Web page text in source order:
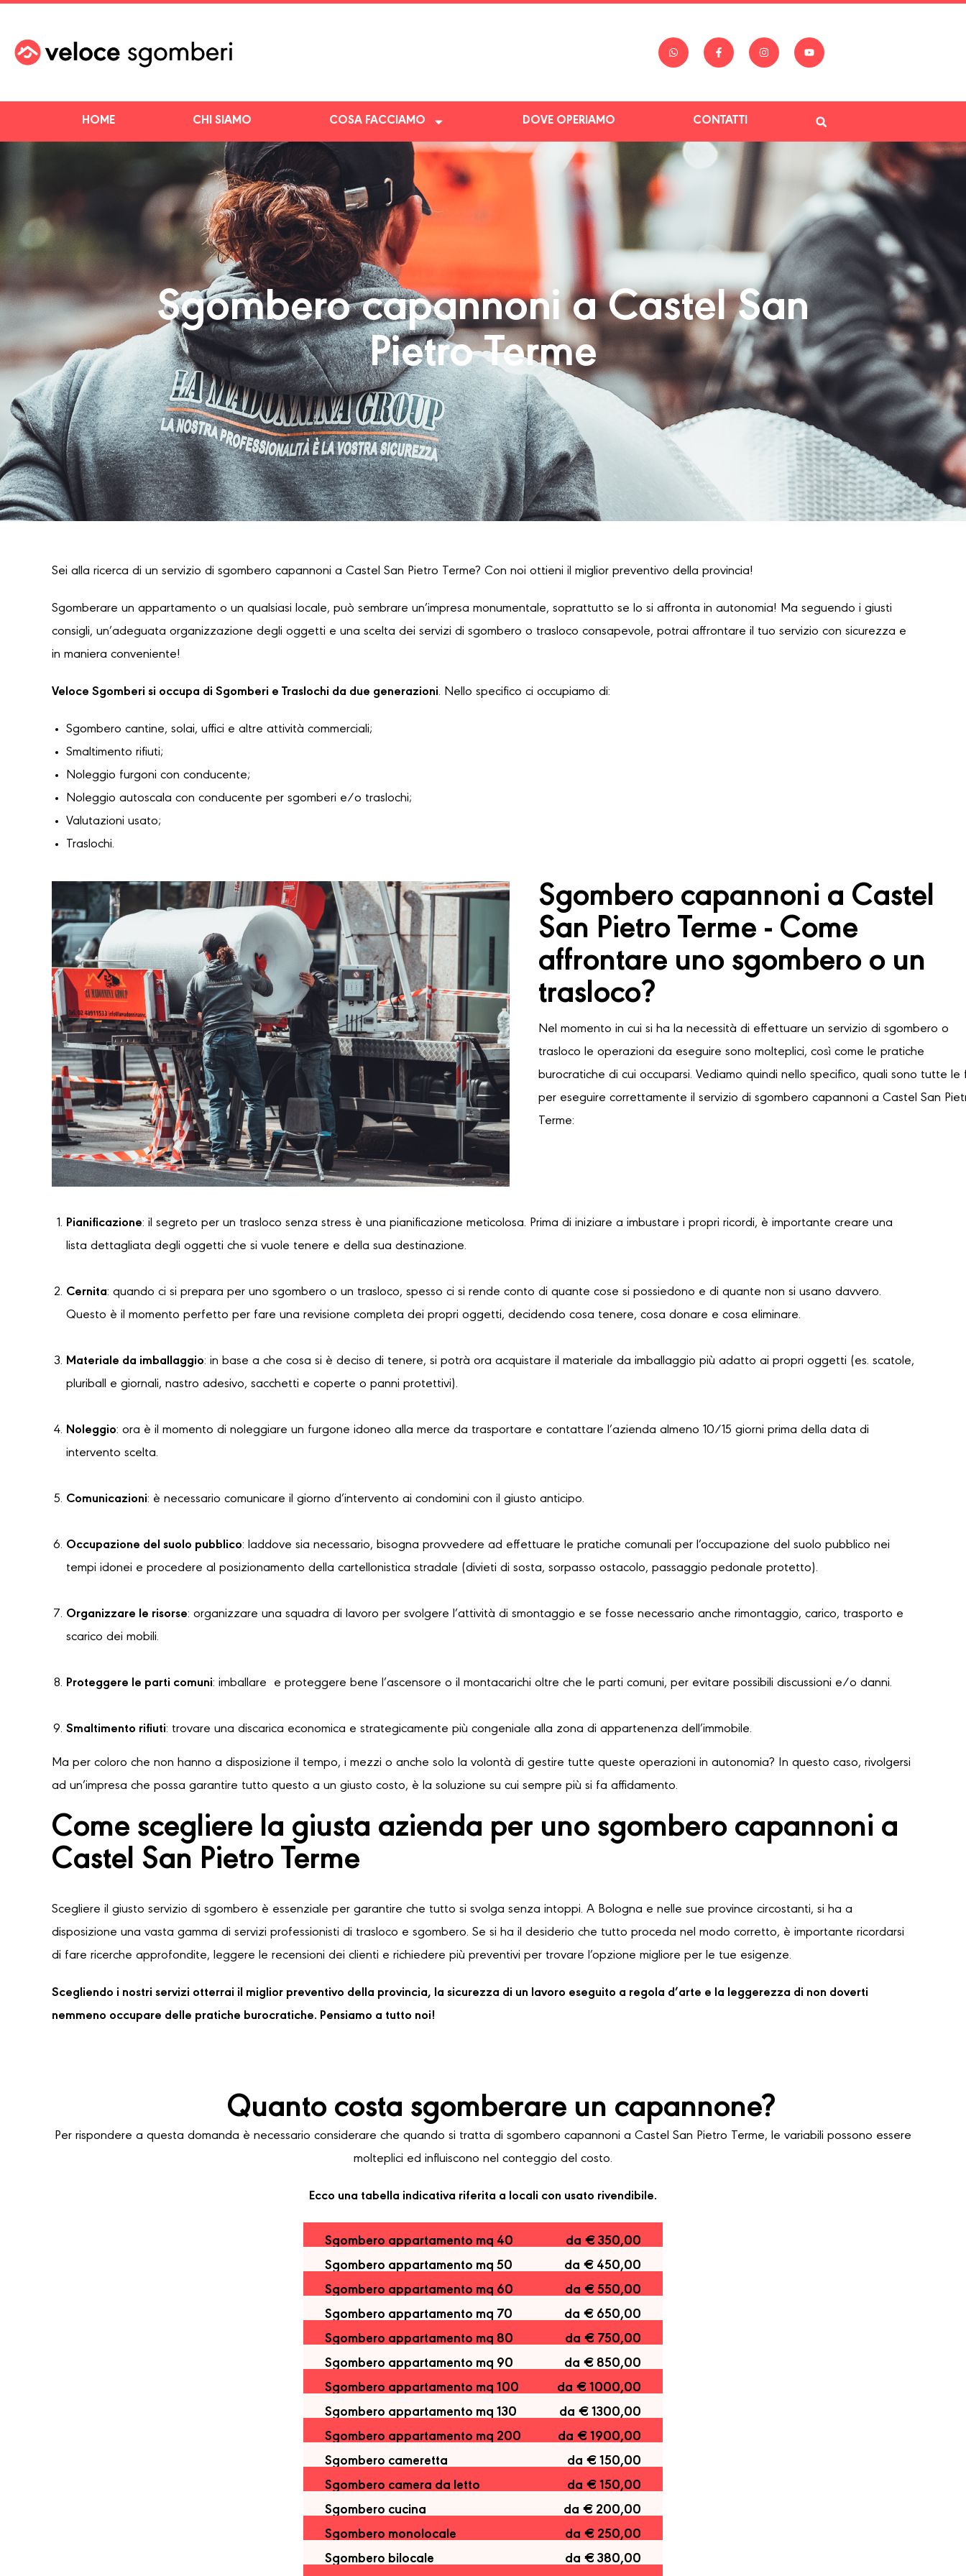
HOME CHI SIAMO COSA FACCIAMO DOVE OPERIAMO CONTATTI
Sgombero capannoni a Castel San
Pietro Terme
Sei alla ricerca di un servizio di sgombero capannoni a Castel San Pietro Terme? Con noi ottieni il miglior preventivo della provincia!
Sgomberare un appartamento o un qualsiasi locale, può sembrare un’impresa monumentale, soprattutto se lo si affronta in autonomia! Ma seguendo i giusti
consigli, un’adeguata organizzazione degli oggetti e una scelta dei servizi di sgombero o trasloco consapevole, potrai affrontare il tuo servizio con sicurezza e
in maniera conveniente!
Veloce Sgomberi si occupa di Sgomberi e Traslochi da due generazioni. Nello specifico ci occupiamo di:
Sgombero cantine, solai, uffici e altre attività commerciali;
Smaltimento rifiuti;
Noleggio furgoni con conducente;
Noleggio autoscala con conducente per sgomberi e/o traslochi;
Valutazioni usato;
Traslochi.
Sgombero capannoni a Castel
San Pietro Terme - Come
affrontare uno sgombero o un
trasloco?
Nel momento in cui si ha la necessità di effettuare un servizio di sgombero o
trasloco le operazioni da eseguire sono molteplici, così come le pratiche
burocratiche di cui occuparsi. Vediamo quindi nello specifico, quali sono tutte le
per eseguire correttamente il servizio di sgombero capannoni a Castel San
Terme:
Pianificazione: il segreto per un trasloco senza stress è una pianificazione meticolosa. Prima di iniziare a imbustare i propri ricordi, è importante creare una
lista dettagliata degli oggetti che si vuole tenere e della sua destinazione.
Cernita: quando ci si prepara per uno sgombero o un trasloco, spesso ci si rende conto di quante cose si possiedono e di quante non si usano davvero.
Questo è il momento perfetto per fare una revisione completa dei propri oggetti, decidendo cosa tenere, cosa donare e cosa eliminare.
Materiale da imballaggio: in base a che cosa si è deciso di tenere, si potrà ora acquistare il materiale da imballaggio più adatto ai propri oggetti (es. scatole,
pluriball e giornali, nastro adesivo, sacchetti e coperte o panni protettivi).
Noleggio: ora è il momento di noleggiare un furgone idoneo alla merce da trasportare e contattare l’azienda almeno 10/15 giorni prima della data di
intervento scelta.
Comunicazioni: è necessario comunicare il giorno d’intervento ai condomini con il giusto anticipo.
Occupazione del suolo pubblico: laddove sia necessario, bisogna provvedere ad effettuare le pratiche comunali per l’occupazione del suolo pubblico nei
tempi idonei e procedere al posizionamento della cartellonistica stradale (divieti di sosta, sorpasso ostacolo, passaggio pedonale protetto).
Organizzare le risorse: organizzare una squadra di lavoro per svolgere l’attività di smontaggio e se fosse necessario anche rimontaggio, carico, trasporto e
scarico dei mobili.
Proteggere le parti comuni: imballare e proteggere bene l’ascensore o il montacarichi oltre che le parti comuni, per evitare possibili discussioni e/o danni.
Smaltimento rifiuti: trovare una discarica economica e strategicamente più congeniale alla zona di appartenenza dell’immobile.
Ma per coloro che non hanno a disposizione il tempo, i mezzi o anche solo la volontà di gestire tutte queste operazioni in autonomia? In questo caso, rivolgersi
ad un’impresa che possa garantire tutto questo a un giusto costo, è la soluzione su cui sempre più si fa affidamento.
Come scegliere la giusta azienda per uno sgombero capannoni a
Castel San Pietro Terme
Scegliere il giusto servizio di sgombero è essenziale per garantire che tutto si svolga senza intoppi. A Bologna e nelle sue province circostanti, si ha a
disposizione una vasta gamma di servizi professionisti di trasloco e sgombero. Se si ha il desiderio che tutto proceda nel modo corretto, è importante ricordarsi
di fare ricerche approfondite, leggere le recensioni dei clienti e richiedere più preventivi per trovare l’opzione migliore per le tue esigenze.
Scegliendo i nostri servizi otterrai il miglior preventivo della provincia, la sicurezza di un lavoro eseguito a regola d’arte e la leggerezza di non doverti
nemmeno occupare delle pratiche burocratiche. Pensiamo a tutto noi!
Quanto costa sgomberare un capannone?
Per rispondere a questa domanda è necessario considerare che quando si tratta di sgombero capannoni a Castel San Pietro Terme, le variabili possono essere
molteplici ed influiscono nel conteggio del costo.
Ecco una tabella indicativa riferita a locali con usato rivendibile.
Sgombero appartamento mq 40
da € 350,00
Sgombero appartamento mq 50
da € 450,00
Sgombero appartamento mq 60
da € 550,00
Sgombero appartamento mq 70
da € 650,00
Sgombero appartamento mq 80
da € 750,00
Sgombero appartamento mq 90
da € 850,00
Sgombero appartamento mq 100
da € 1000,00
Sgombero appartamento mq 130
da € 1300,00
Sgombero appartamento mq 200
da € 1900,00
Sgombero cameretta
da € 150,00
Sgombero camera da letto
da € 150,00
Sgombero cucina
da € 200,00
Sgombero monolocale
da € 250,00
Sgombero bilocale
da € 380,00